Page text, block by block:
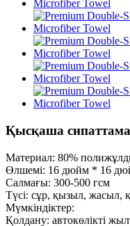
Қысқаша
Материал: 80%
Өлшемі: 16 дюйм * 16
Салмағы: 300-500 гсм
Түсі: сұр, қызыл, жасыл,
Мүмкіндіктер:
Қолдану: автокөлікті